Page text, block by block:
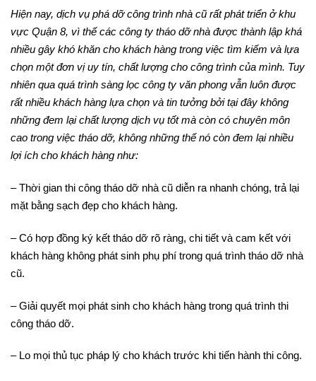
Hiện nay, dịch vụ phá dỡ công trình nhà cũ rất phát triển ở khu
vực Quận 8, vì thế các công ty tháo dỡ nhà được thành lập khá
nhiều gây khó khăn cho khách hàng trong việc tìm kiếm và lựa
chọn một đơn vị uy tín, chất lượng cho công trình của mình. Tuy
nhiên qua quá trình sàng lọc công ty văn phong vẫn luôn được
rất nhiều khách hàng lựa chọn và tin tưởng bởi tại đây không
những đem lại chất lượng dịch vụ tốt mà còn có chuyên môn
cao trong việc tháo dỡ, không những thế nó còn đem lại nhiều
lợi ích cho khách hàng như:
– Thời gian thi công tháo dỡ nhà cũ diễn ra nhanh chóng, trả lại
mặt bằng sạch đẹp cho khách hàng.
– Có hợp đồng ký kết tháo dỡ rõ ràng, chi tiết và cam kết với
khách hàng không phát sinh phụ phí trong quá trình tháo dỡ nhà
cũ.
– Giải quyết mọi phát sinh cho khách hàng trong quá trình thi
công tháo dỡ.
– Lo mọi thủ tục pháp lý cho khách trước khi tiến hành thi công.